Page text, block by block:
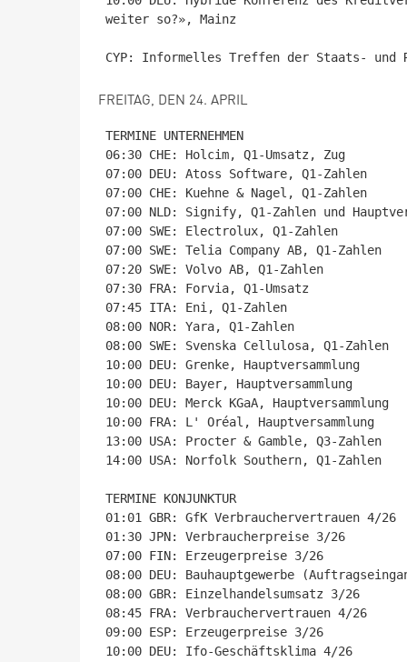
weiter so?», Mainz
FREITAG, DEN 24. APRIL
TERMINE UNTERNEHMEN
06:30 CHE: Holcim, Q1-Umsatz, Zug
07:00 DEU: Atoss Software, Q1-Zahlen
07:00 CHE: Kuehne & Nagel, Q1-Zahlen
07:00 NLD: Signify, Q1-Zahlen und
07:00 SWE: Electrolux, Q1-Zahlen
07:00 SWE: Telia Company AB, Q1-Zahlen
07:20 SWE: Volvo AB, Q1-Zahlen
07:30 FRA: Forvia, Q1-Umsatz
07:45 ITA: Eni, Q1-Zahlen
08:00 NOR: Yara, Q1-Zahlen
08:00 SWE: Svenska Cellulosa, Q1-Zahlen
10:00 DEU: Grenke, Hauptversammlung
10:00 DEU: Bayer, Hauptversammlung
10:00 DEU: Merck KGaA, Hauptversammlung
10:00 FRA: L' Oréal, Hauptversammlung
13:00 USA: Procter & Gamble, Q3-Zahlen
14:00 USA: Norfolk Southern, Q1-Zahlen
TERMINE KONJUNKTUR
01:01 GBR: GfK Verbrauchervertrauen 4/26
01:30 JPN: Verbraucherpreise 3/26
07:00 FIN: Erzeugerpreise 3/26
08:00 DEU: Bauhauptgewerbe
08:00 GBR: Einzelhandelsumsatz 3/26
08:45 FRA: Verbrauchervertrauen 4/26
09:00 ESP: Erzeugerpreise 3/26
10:00 DEU: Ifo-Geschäftsklima 4/26